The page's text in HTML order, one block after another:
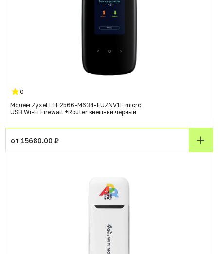
0
Модем Zyxel LTE2566-M634-EUZNV1F micro
USB Wi-Fi Firewall +Router внешний черный
от 15680.00 ₽